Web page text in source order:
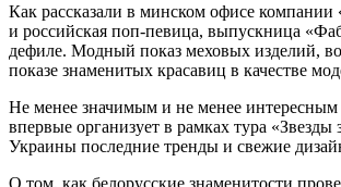
Как рассказали в минском офисе компании
и российская поп-певица, выпускница
дефиле. Модный показ меховых изделий,
показе знаменитых красавиц в качестве
Не менее значимым и не менее
впервые организует в рамках тура
Украины последние тренды и свежие
О том, как белорусские знаменитости